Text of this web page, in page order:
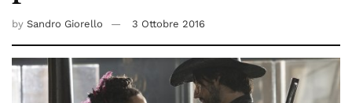
by Sandro Giorello 3 Ottobre 2016